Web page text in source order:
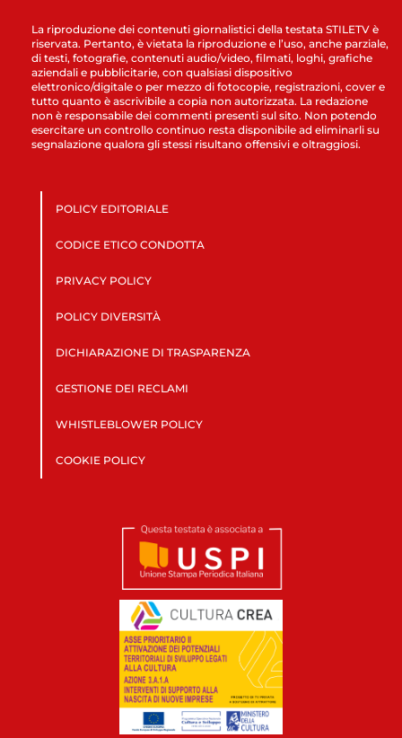
La riproduzione dei contenuti giornalistici della testata STILETV è
riservata. Pertanto, è vietata la riproduzione e l’uso, anche parziale,
di testi, fotografie, contenuti audio/video, filmati, loghi, grafiche
aziendali e pubblicitarie, con qualsiasi dispositivo
elettronico/digitale o per mezzo di fotocopie, registrazioni, cover e
tutto quanto è ascrivibile a copia non autorizzata. La redazione
non è responsabile dei commenti presenti sul sito. Non potendo
esercitare un controllo continuo resta disponibile ad eliminarli su
segnalazione qualora gli stessi risultano offensivi e oltraggiosi.
POLICY EDITORIALE
CODICE ETICO CONDOTTA
PRIVACY POLICY
POLICY DIVERSITÀ
DICHIARAZIONE DI TRASPARENZA
GESTIONE DEI RECLAMI
WHISTLEBLOWER POLICY
COOKIE POLICY